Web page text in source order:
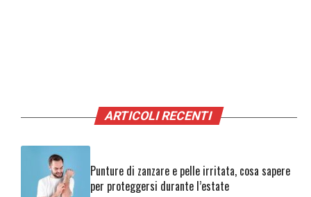
ARTICOLI RECENTI
Punture di zanzare e pelle irritata, cosa sapere
per proteggersi durante l’estate